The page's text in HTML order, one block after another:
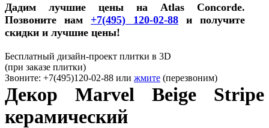
Дадим лучшие цены на Atlas Concorde.
Позвоните нам +7(495) 120-02-88 и получите
скидки и лучшие цены!
Бесплатный дизайн-проект плитки в 3D
(при заказе плитки)
Звоните: +7(495)120-02-88 или жмите (перезвоним)
Декор Marvel Beige Stripe
керамический